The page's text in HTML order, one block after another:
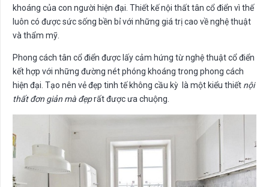
khoáng của con người hiện đại. Thiết kế nội thất tân cổ điển vì thế
luôn có được sức sống bền bỉ với những giá trị cao về nghệ thuật
và thẩm mỹ.
Phong cách tân cổ điển được lấy cảm hứng từ nghệ thuật cổ điển
kết hợp với những đường nét phóng khoáng trong phong cách
hiện đại. Tạo nên vẻ đẹp tinh tế không cầu kỳ là một kiểu thiết nội
thất đơn giản mà đẹprất được ưa chuộng.